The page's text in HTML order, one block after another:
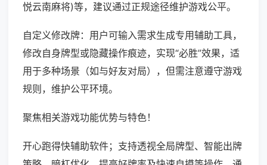
悦云南麻将)等，建议通过正规途径维护游戏公平。
自定义修改牌：用户可输入需求生成专用辅助工具，
修改自身牌型或隐藏操作痕迹，实现“必胜”效果，适
用于多种场景（如与好友对局），但需注意遵守游戏
规则，维护公平环境。
聚焦相关游戏功能优势与特色！
开心跑得快辅助软件；支持透视全局牌型、智能出牌